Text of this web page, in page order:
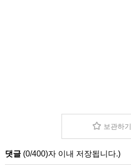
보관하기
댓글 (0/400)자 이내 저장됩니다.)